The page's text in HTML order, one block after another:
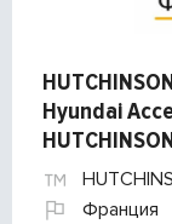
Hyundai
Франция